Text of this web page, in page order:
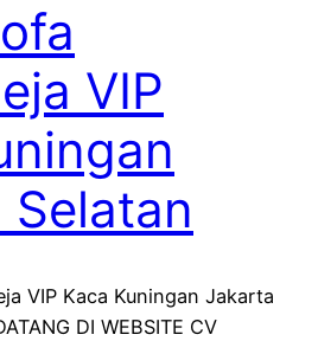
VIP
VIP Kaca Kuningan Jakarta
DI WEBSITE CV